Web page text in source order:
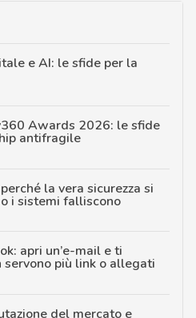
e AI: le sfide per la
Awards 2026: le sfide
antifragile
la vera sicurezza si
i sistemi falliscono
apri un’e-mail e ti
più link o allegati
del mercato e